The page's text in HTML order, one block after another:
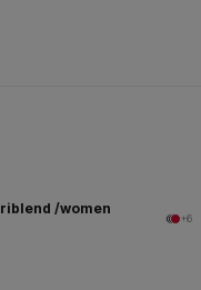
/women
+6